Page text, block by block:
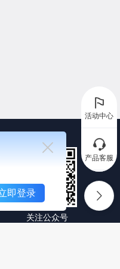
关注公众号
活动中心
产品客服
顶部
即登录